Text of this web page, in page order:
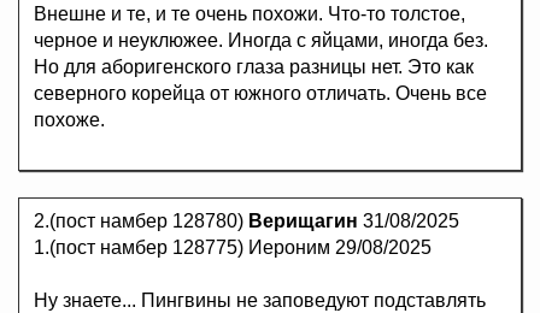
Внешне и те, и те очень похожи. Что-то толстое,
черное и неуклюжее. Иногда с яйцами, иногда без.
Но для аборигенского глаза разницы нет. Это как
северного корейца от южного отличать. Очень все
похоже.
2.(пост намбер 128780) Верищагин 31/08/2025
1.(пост намбер 128775) Иероним 29/08/2025
Ну знаете... Пингвины не заповедуют подставлять